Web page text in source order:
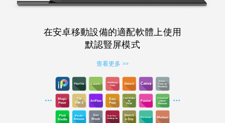
在安卓移動設備的適配軟體上使用
默認豎屏模式
查看更多 >>